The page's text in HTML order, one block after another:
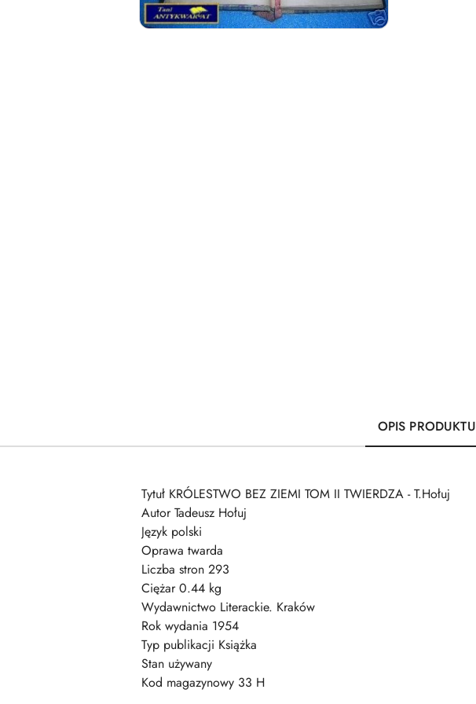
OPIS PRODUKTU
Tytuł KRÓLESTWO BEZ ZIEMI TOM II TWIERDZA - T.Hołuj
Autor Tadeusz Hołuj
Język polski
Oprawa twarda
Liczba stron 293
Ciężar 0.44 kg
Wydawnictwo Literackie. Kraków
Rok wydania 1954
Typ publikacji Książka
Stan używany
Kod magazynowy 33 H